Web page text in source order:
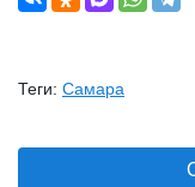
Теги: Самара